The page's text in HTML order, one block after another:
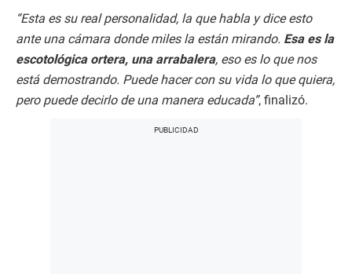
“Esta es su real personalidad, la que habla y dice esto
ante una cámara donde miles la están mirando. Esa es la
escotológica ortera, una arrabalera, eso es lo que nos
está demostrando. Puede hacer con su vida lo que quiera,
pero puede decirlo de una manera educada”, finalizó.